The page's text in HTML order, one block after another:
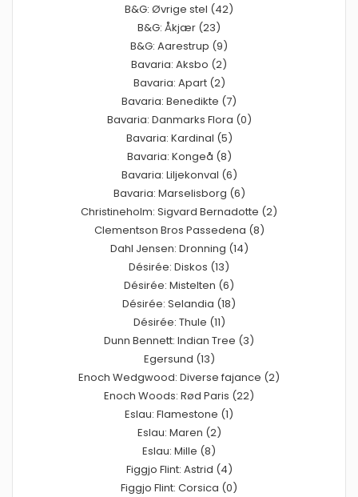
B&G: Øvrige stel (42)
B&G: Åkjær (23)
B&G: Aarestrup (9)
Bavaria: Aksbo (2)
Bavaria: Apart (2)
Bavaria: Benedikte (7)
Bavaria: Danmarks Flora (0)
Bavaria: Kardinal (5)
Bavaria: Kongeå (8)
Bavaria: Liljekonval (6)
Bavaria: Marselisborg (6)
Christineholm: Sigvard Bernadotte (2)
Clementson Bros Passedena (8)
Dahl Jensen: Dronning (14)
Désirée: Diskos (13)
Désirée: Mistelten (6)
Désirée: Selandia (18)
Désirée: Thule (11)
Dunn Bennett: Indian Tree (3)
Egersund (13)
Enoch Wedgwood: Diverse fajance (2)
Enoch Woods: Rød Paris (22)
Eslau: Flamestone (1)
Eslau: Maren (2)
Eslau: Mille (8)
Figgjo Flint: Astrid (4)
Figgjo Flint: Corsica (0)